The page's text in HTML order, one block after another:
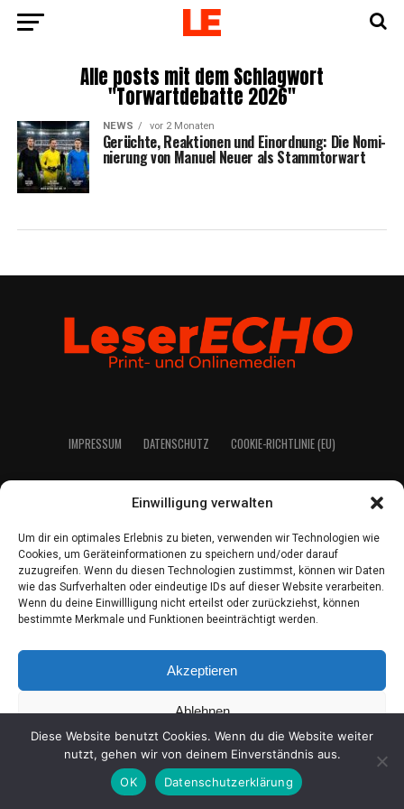
Einwilligung verwalten
Um dir ein optimales Erlebnis zu bieten, verwenden wir Technologien wie
Cookies, um Geräteinformationen zu speichern und/oder darauf
zuzugreifen. Wenn du diesen Technologien zustimmst, können wir Daten
wie das Surfverhalten oder eindeutige IDs auf dieser Website verarbeiten.
Wenn du deine Einwillligung nicht erteilst oder zurückziehst, können
bestimmte Merkmale und Funktionen beeinträchtigt werden.
Akzeptieren
Ablehnen
Einstellungen ansehen
Coo­kie-Richt­li­nieDaten­schutz Impres­sum
Alle posts mit dem Schlagwort
"Torwartdebatte 2026"
NEWS vor 2 Monaten
Gerüch­te, Reak­tio­nen und Ein­ord­nung: Die Nomi­
nie­rung von Manu­el Neu­er als Stammtorwart
IMPRES­SUM DATEN­SCHUTZ COO­KIE-RICH­T­­LI­­NIE (EU)
2021 LeserEcho Verlag
Diese Website benutzt Cookies. Wenn du die Website weiter
nutzt, gehen wir von deinem Einverständnis aus.
OK
Datenschutzerklärung